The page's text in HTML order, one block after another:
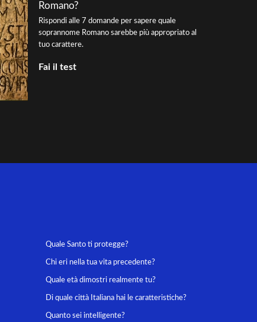
Romano?
Rispondi alle 7 domande per sapere quale
soprannome Romano sarebbe più appropriato al
tuo carattere.
Fai il test
Quale Santo ti protegge?
Chi eri nella tua vita precedente?
Quale età dimostri realmente tu?
Di quale città Italiana hai le caratteristiche?
Quanto sei intelligente?